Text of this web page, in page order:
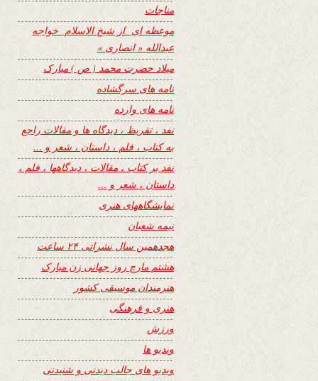
مناجات
موعظه ای از شیخ الاسلام خواجه
عبدالله « انصاری »
میلاد حضرت محمد ( ص ) مبارک
نامه های سرگشاده
نامه های وارده
نفد ، تقریظ ، دیدگاه ها و مقالات راجع
به کتاب ، فلم ، داستان ، شعر و …
نفد بر کتاب ، مقالات ، دیدگاهها ، فلم ،
داستان ، شعر و …
نمایشگاههای هنری
نیمه شعبان
هجدهمین سال نشراتی ۲۴ ساعت
هشتم مارچ روز جهانی زن مبارک
هنرمندان موسیقی کشور
هنری و فرهنگی
ورزش
ویدیو ها
ویدیو های جالب دیدنی و شنیدنی